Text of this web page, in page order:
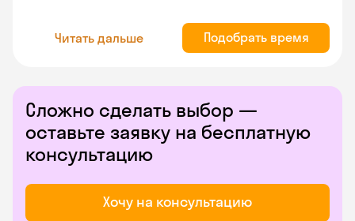
Читать дальше Подобрать время
Сложно сделать выбор —
оставьте заявку на бесплатную
консультацию
Хочу на консультацию